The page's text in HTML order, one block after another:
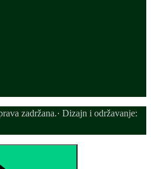
zadržana.· Dizajn i održavanje: